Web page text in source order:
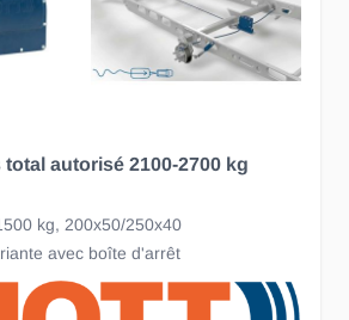
autorisé 2100-2700 kg
kg, 200x50/250x40
avec boîte d'arrêt